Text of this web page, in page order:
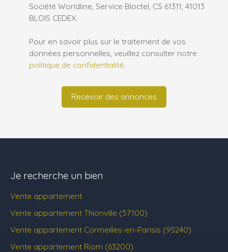
Société Worldline, Service Bloctel, CS 61311, 41013
BLOIS CEDEX.
Pour en savoir plus sur le traitement de vos
données personnelles, veuillez consulter notre
politique de confidentialité.
Recevoir des annonces
Je recherche un bien
Vente appartement
Vente appartement Thionville (57100)
Vente appartement Cormeilles-en-Parisis (95240)
Vente appartement Riom (63200)